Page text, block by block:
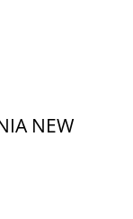
NEW